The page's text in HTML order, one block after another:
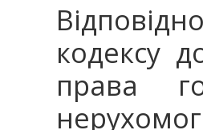
кодексу
права